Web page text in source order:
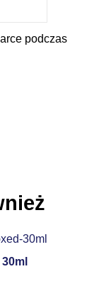
podczas